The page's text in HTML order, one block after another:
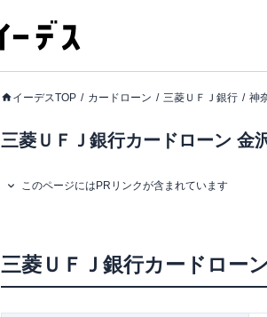
イーデスTOP カードローン 三菱ＵＦＪ銀行 神
三菱ＵＦＪ銀行カードローン 金
このページにはPRリンクが含まれています
三菱ＵＦＪ銀行カードローン